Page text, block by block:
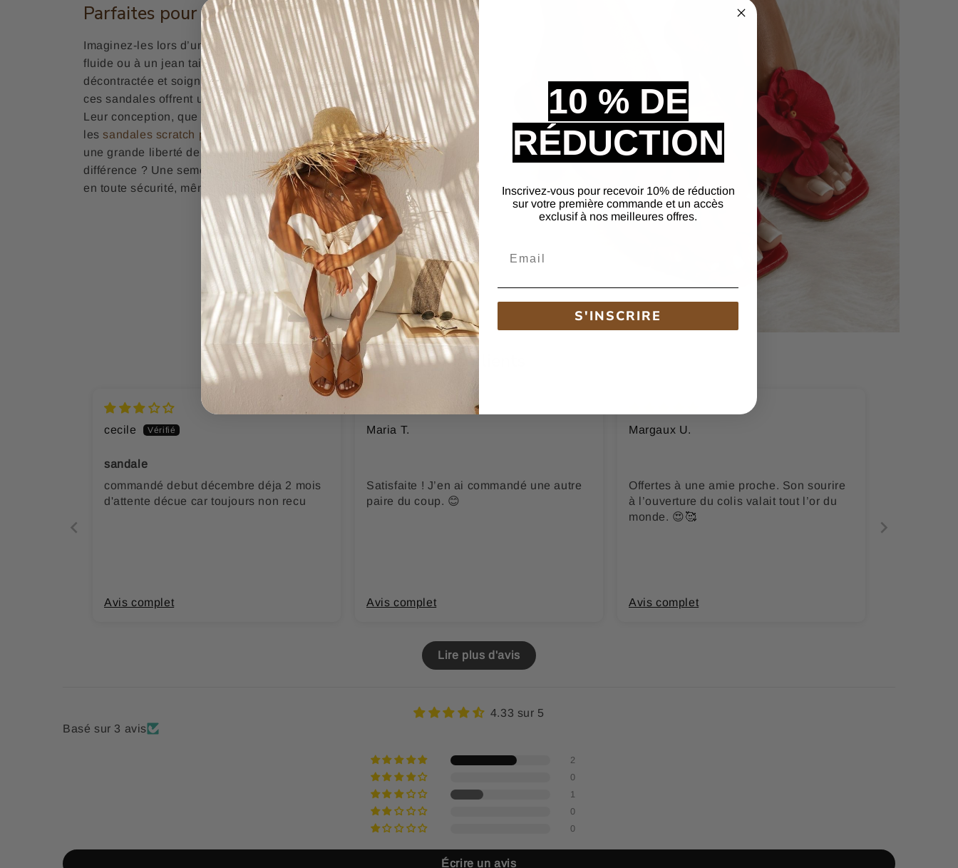
Parfaites pour vos sorties estivales
Imaginez-les lors d’un brunch en terrasse, associées à une robe
fluide ou à un jean taille haute pour une allure à la fois
décontractée et soignée. Pensées pour accompagner le quotidien,
ces sandales offrent un excellent équilibre entrestyle et praticité
Leur conception, que l’on retrouve aussi dans des modèles comme
lessandales scratch pour homme, mise sur un maintien optimal et
une grande liberté de mouvement. Le petit détail qui fait la
différence ? Une semelle antidérapante fiable, idéale pour marcher
en toute sécurité, même sur des pavés ou des sols irréguliers.
Avis Clients
cecile
sandale
commandé debut décembre déja 2 mois
d'attente décue car toujours non recu
Avis complet
Maria T.
Satisfaite ! J’en ai commandé une autre
paire du coup. 😊
Avis complet
Margaux U.
Offertes à une amie proche. Son sourire
à l’ouverture du colis valait tout l’or du
monde. 😍🥰
Avis complet
Lire plus d'avis
4.33 sur 5
Basé sur 3 avis
2
0
1
0
0
Écrire un avis
10 % DE
RÉDUCTION
Inscrivez-vous pour recevoir 10% de réduction
sur votre première commande et un accès
exclusif à nos meilleures offres.
S'INSCRIRE